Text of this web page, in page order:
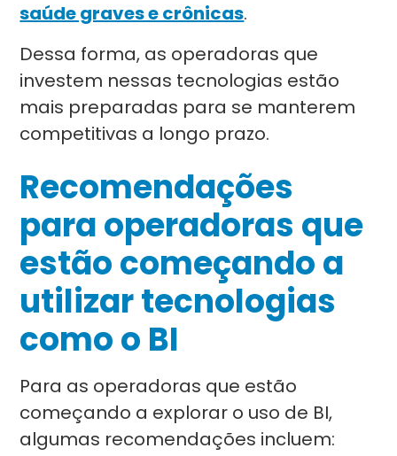
saúde graves e crônicas.
Dessa forma, as operadoras que
investem nessas tecnologias estão
mais preparadas para se manterem
competitivas a longo prazo.
Recomendações
para operadoras que
estão começando a
utilizar tecnologias
como o BI
Para as operadoras que estão
começando a explorar o uso de BI,
algumas recomendações incluem: